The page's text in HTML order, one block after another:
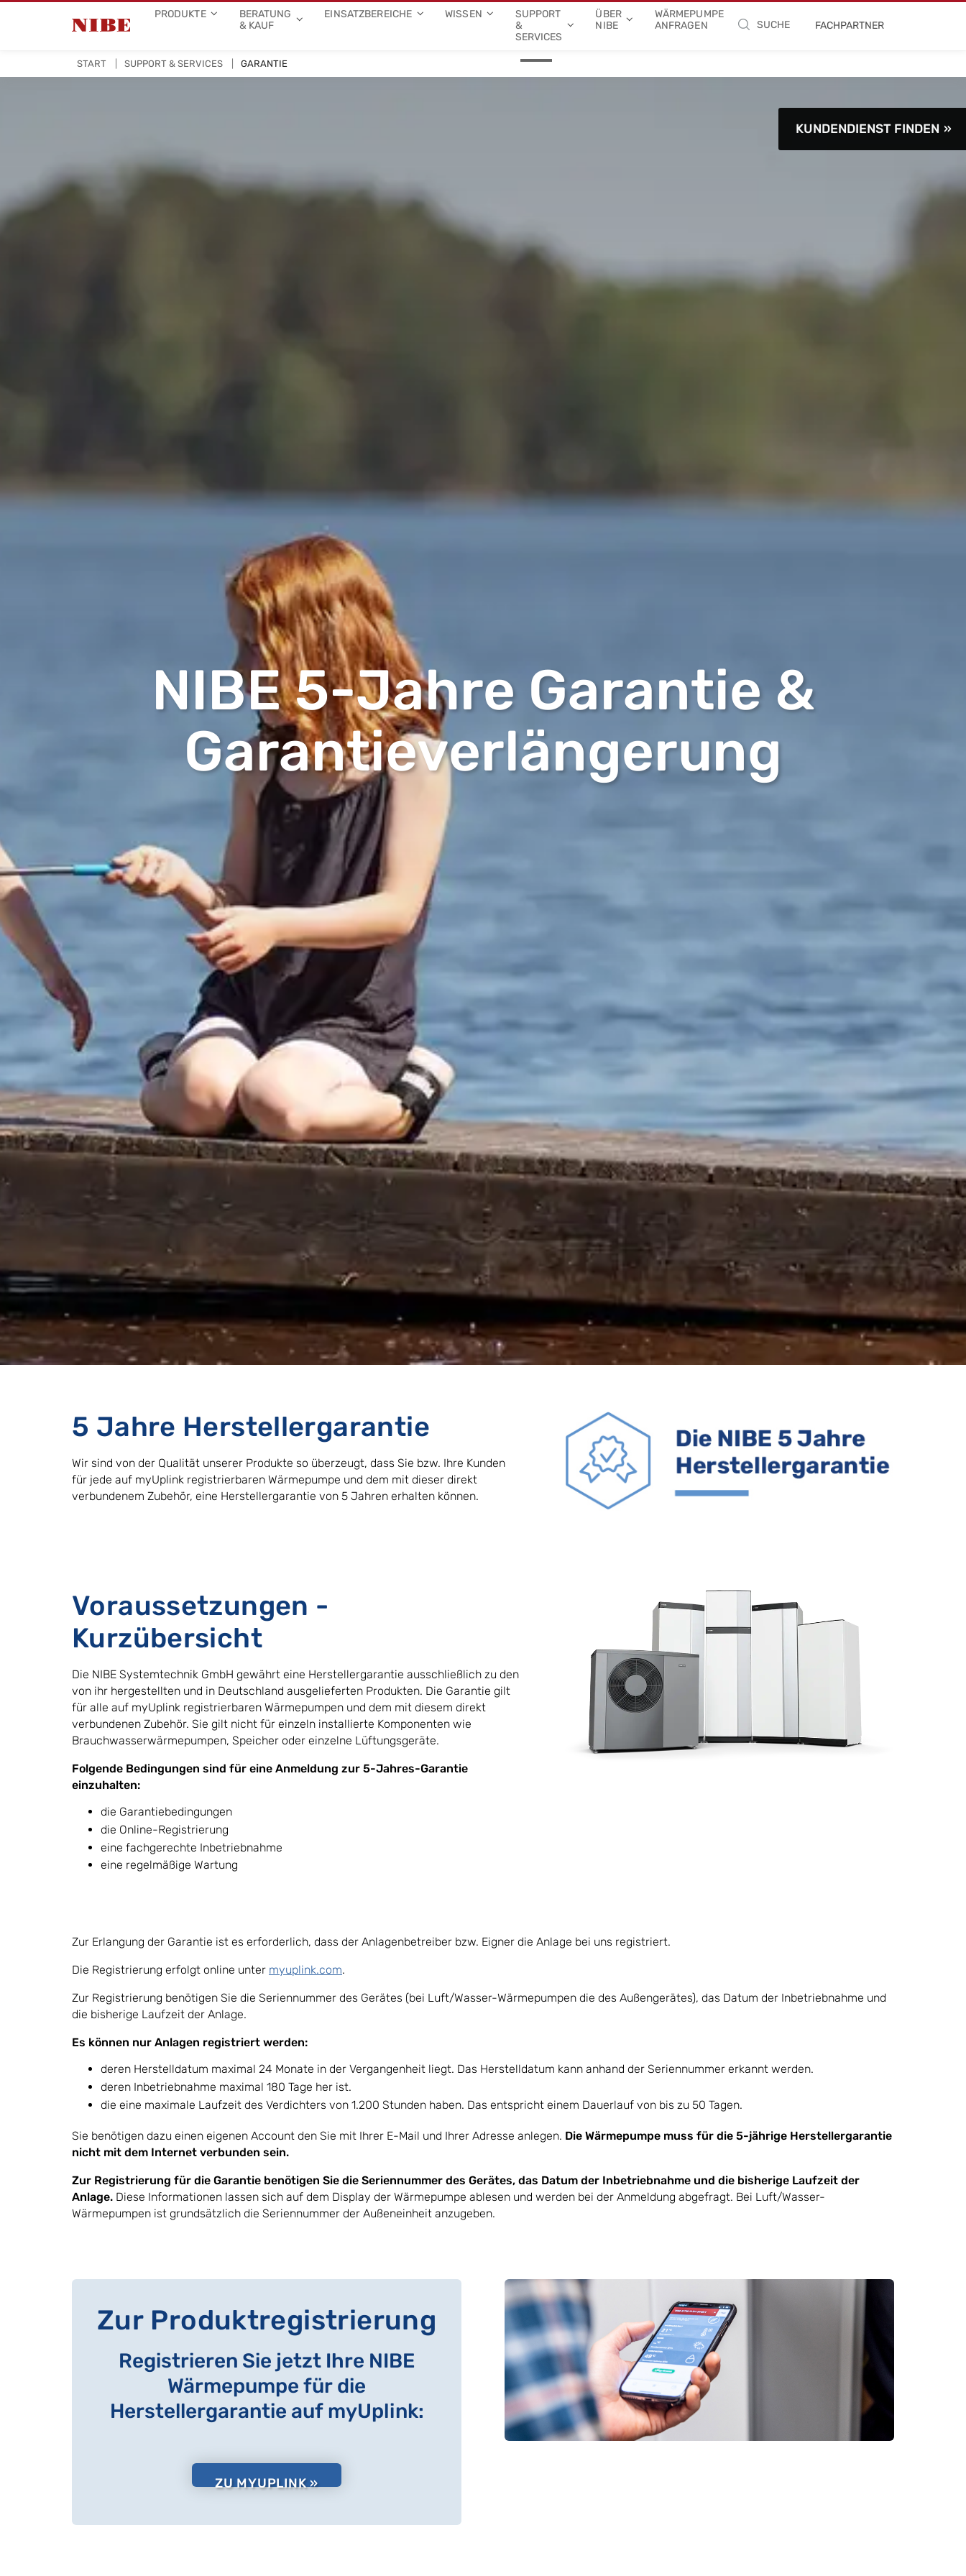
PRODUKTE
BERATUNG
& KAUF
EINSATZBEREICHE WISSEN
SUPPORT
&
SERVICES
ÜBER
NIBE
WÄRMEPUMPE
ANFRAGEN
SUCHE FACHPARTNER
START SUPPORT & SERVICES GARANTIE
KUNDENDIENST FINDEN
NIBE 5-Jahre Garantie &
Garantieverlängerung
5 Jahre Herstellergarantie
Wir sind von der Qualität unserer Produkte so überzeugt, dass Sie bzw. Ihre Kunden
für jede auf myUplink registrierbaren Wärmepumpe und dem mit dieser direkt
verbundenem Zubehör, eine Herstellergarantie von 5 Jahren erhalten können.
Voraussetzungen -
Kurzübersicht
Die NIBE Systemtechnik GmbH gewährt eine Herstellergarantie ausschließlich zu den
von ihr hergestellten und in Deutschland ausgelieferten Produkten. Die Garantie gilt
für alle auf myUplink registrierbaren Wärmepumpen und dem mit diesem direkt
verbundenen Zubehör. Sie gilt nicht für einzeln installierte Komponenten wie
Brauchwasserwärmepumpen, Speicher oder einzelne Lüftungsgeräte.
Folgende Bedingungen sind für eine Anmeldung zur 5-Jahres-Garantie
einzuhalten:
die Garantiebedingungen
die Online-Registrierung
eine fachgerechte Inbetriebnahme
eine regelmäßige Wartung
Zur Erlangung der Garantie ist es erforderlich, dass der Anlagenbetreiber bzw. Eigner die Anlage bei uns registriert.
Die Registrierung erfolgt online unter myuplink.com.
Zur Registrierung benötigen Sie die Seriennummer des Gerätes (bei Luft/Wasser-Wärmepumpen die des Außengerätes), das Datum der Inbetriebnahme und
die bisherige Laufzeit der Anlage.
Es können nur Anlagen registriert werden:
deren Herstelldatum maximal 24 Monate in der Vergangenheit liegt. Das Herstelldatum kann anhand der Seriennummer erkannt werden.
deren Inbetriebnahme maximal 180 Tage her ist.
die eine maximale Laufzeit des Verdichters von 1.200 Stunden haben. Das entspricht einem Dauerlauf von bis zu 50 Tagen.
Sie benötigen dazu einen eigenen Account den Sie mit Ihrer E-Mail und Ihrer Adresse anlegen. Die Wärmepumpe muss für die 5-jährige Herstellergarantie
nicht mit dem Internet verbunden sein.
Zur Registrierung für die Garantie benötigen Sie die Seriennummer des Gerätes, das Datum der Inbetriebnahme und die bisherige Laufzeit der
Anlage. Diese Informationen lassen sich auf dem Display der Wärmepumpe ablesen und werden bei der Anmeldung abgefragt. Bei Luft/Wasser-
Wärmepumpen ist grundsätzlich die Seriennummer der Außeneinheit anzugeben.
Zur Produktregistrierung
Registrieren Sie jetzt Ihre NIBE
Wärmepumpe für die
Herstellergarantie auf myUplink:
ZU MYUPLINK »